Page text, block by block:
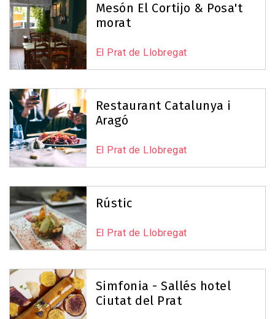
Mesón El Cortijo & Posa't
morat
El Prat de Llobregat
Restaurant Catalunya i
Aragó
El Prat de Llobregat
Rústic
El Prat de Llobregat
Simfonia - Sallés hotel
Ciutat del Prat